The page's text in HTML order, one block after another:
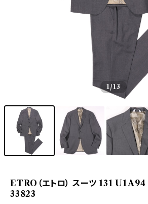
1/13
ETRO（エトロ） スーツ 131
33823